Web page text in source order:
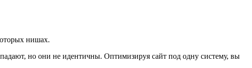
нишах.
но они не идентичны. Оптимизируя сайт под одну систему, вы